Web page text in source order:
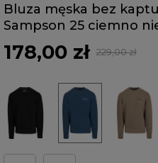
Bluza męska bez
Sampson 25 ciemno
178,00 zł 229,00 zł